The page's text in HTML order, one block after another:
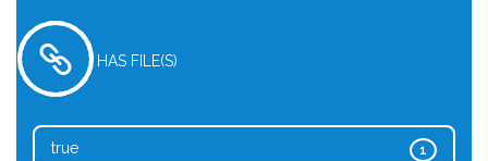
HAS FILE(S)
1
true